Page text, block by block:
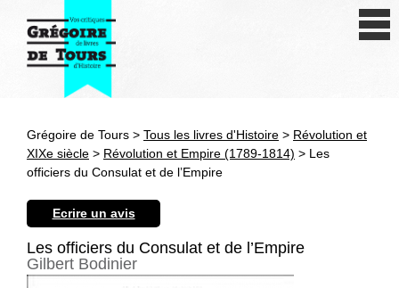
Antiquité
Grégoire de Tours > Tous les livres d'Histoire > Révolution et
XIXe siècle > Révolution et Empire (1789-1814) > Les
officiers du Consulat et de l’Empire
Ecrire un avis
Les officiers du Consulat et de l’Empire
Gilbert Bodinier